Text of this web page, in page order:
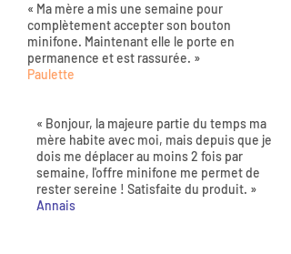
« Ma mère a mis une semaine pour
complètement accepter son bouton
minifone. Maintenant elle le porte en
permanence et est rassurée. »
Paulette
« Bonjour, la majeure partie du temps ma
mère habite avec moi, mais depuis que je
dois me déplacer au moins 2 fois par
semaine, l'offre minifone me permet de
rester sereine ! Satisfaite du produit. »
Annais